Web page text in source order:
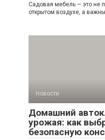
Садовая мебель — это не
открытом воздухе, а
Новости
Домашний
урожая: как
безопасную